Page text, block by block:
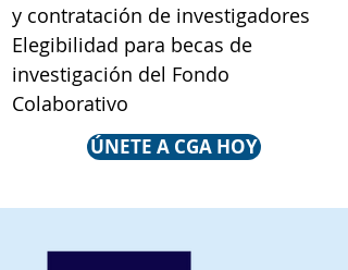
y contratación de investigadores
Elegibilidad para becas de
investigación del Fondo
Colaborativo
ÚNETE A CGA HOY